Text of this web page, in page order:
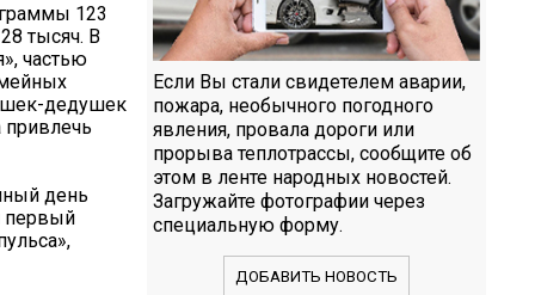
123
тысяч. В
частью
дедушек
привлечь
день
первый
Если Вы стали свидетелем аварии,
пожара, необычного погодного
явления, провала дороги или
прорыва теплотрассы, сообщите об
этом в ленте народных новостей.
Загружайте фотографии через
специальную форму.
ДОБАВИТЬ НОВОСТЬ